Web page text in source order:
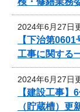
2024年6月27日
【下治第
工事に関する
2024年6月27日
【建設工事
（貯蔵槽）更